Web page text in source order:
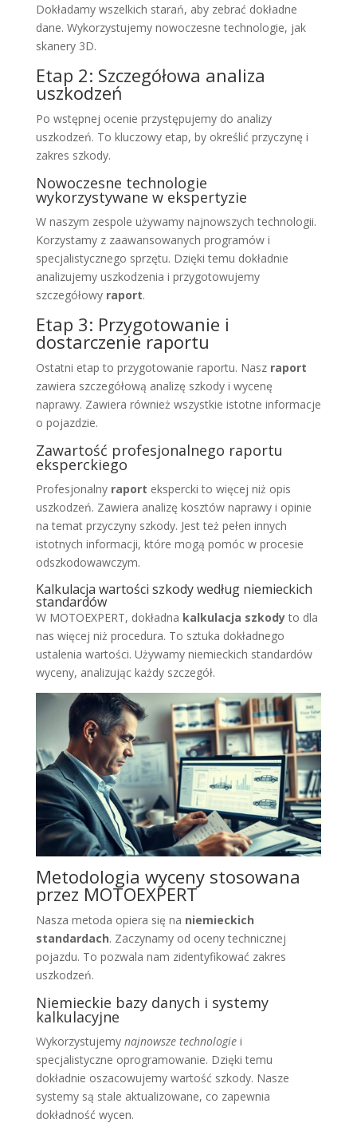
Dokładamy wszelkich starań, aby zebrać dokładne
dane. Wykorzystujemy nowoczesne technologie, jak
skanery 3D.
Etap 2: Szczegółowa analiza
uszkodzeń
Po wstępnej ocenie przystępujemy do analizy
uszkodzeń. To kluczowy etap, by określić przyczynę i
zakres szkody.
Nowoczesne technologie
wykorzystywane w ekspertyzie
W naszym zespole używamy najnowszych technologii.
Korzystamy z zaawansowanych programów i
specjalistycznego sprzętu. Dzięki temu dokładnie
analizujemy uszkodzenia i przygotowujemy
szczegółowy raport.
Etap 3: Przygotowanie i
dostarczenie raportu
Ostatni etap to przygotowanie raportu. Nasz raport
zawiera szczegółową analizę szkody i wycenę
naprawy. Zawiera również wszystkie istotne informacje
o pojazdzie.
Zawartość profesjonalnego raportu
eksperckiego
Profesjonalny raport ekspercki to więcej niż opis
uszkodzeń. Zawiera analizę kosztów naprawy i opinie
na temat przyczyny szkody. Jest też pełen innych
istotnych informacji, które mogą pomóc w procesie
odszkodowawczym.
Kalkulacja wartości szkody według niemieckich
standardów
W MOTOEXPERT, dokładna kalkulacja szkodyto dla
nas więcej niż procedura. To sztuka dokładnego
ustalenia wartości. Używamy niemieckich standardów
wyceny, analizując każdy szczegół.
Metodologia wyceny stosowana
przez MOTOEXPERT
Nasza metoda opiera się na niemieckich
standardach. Zaczynamy od oceny technicznej
pojazdu. To pozwala nam zidentyfikować zakres
uszkodzeń.
Niemieckie bazy danych i systemy
kalkulacyjne
Wykorzystujemy najnowsze technologiei
specjalistyczne oprogramowanie. Dzięki temu
dokładnie oszacowujemy wartość szkody. Nasze
systemy są stale aktualizowane, co zapewnia
dokładność wycen.